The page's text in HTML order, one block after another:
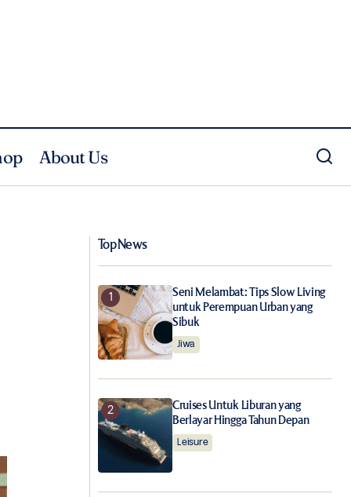
About Us
Top News
Seni Melambat: Tips Slow Living
untuk Perempuan Urban yang
Sibuk
Jiwa
Cruises Untuk Liburan yang
Berlayar Hingga Tahun Depan
Leisure